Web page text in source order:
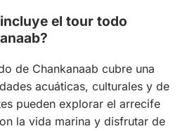
el tour todo
de Chankanaab cubre una
acuáticas, culturales y de
pueden explorar el arrecife
la vida marina y disfrutar de